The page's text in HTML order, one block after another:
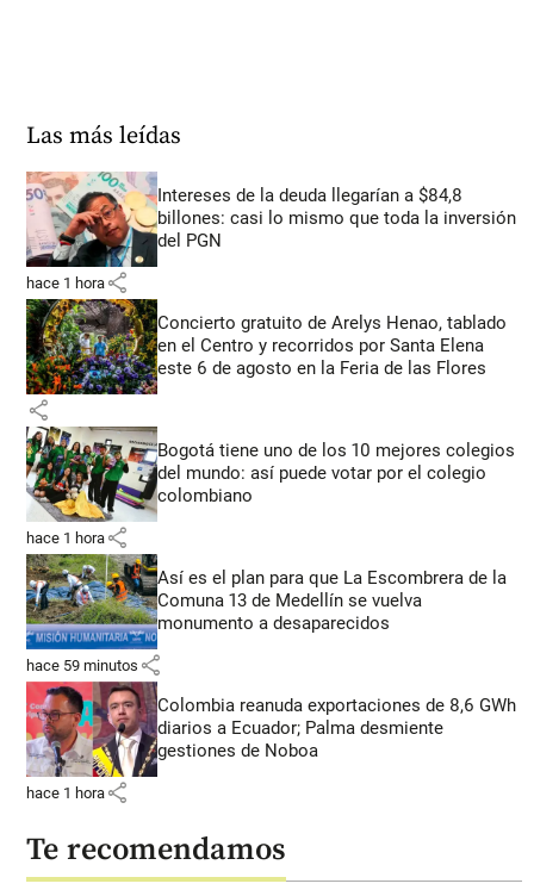
Las más leídas
Intereses de la deuda llegarían a $84,8
billones: casi lo mismo que toda la inversión
del PGN
hace 1 hora share
Concierto gratuito de Arelys Henao, tablado
en el Centro y recorridos por Santa Elena
este 6 de agosto en la Feria de las Flores
share
Bogotá tiene uno de los 10 mejores colegios
del mundo: así puede votar por el colegio
colombiano
hace 1 hora share
Así es el plan para que La Escombrera de la
Comuna 13 de Medellín se vuelva
monumento a desaparecidos
hace 59 minutos share
Colombia reanuda exportaciones de 8,6 GWh
diarios a Ecuador; Palma desmiente
gestiones de Noboa
hace 1 hora share
Te recomendamos